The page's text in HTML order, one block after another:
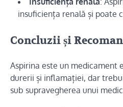
insuficiența renală și poate
Concluzii și
Aspirina este un medicament
durerii și inflamației, dar
sub supravegherea unui